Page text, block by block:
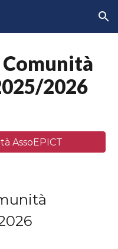
Skip to navigation
2026
AssoEPICT